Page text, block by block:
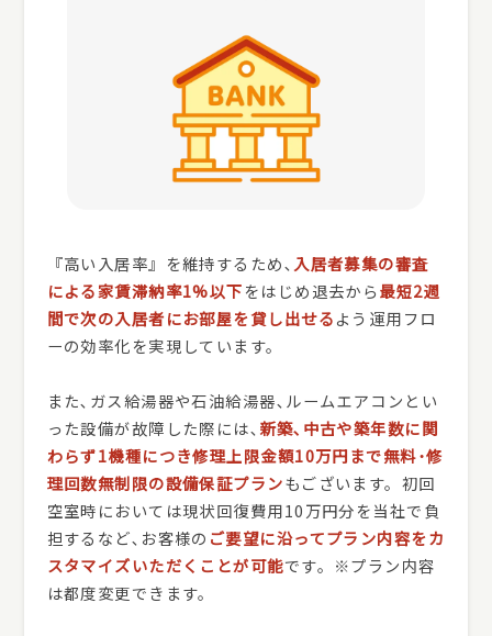
『高い入居率』を維持するため､ 入居者募集の審査
による家賃滞納率1%以下をはじめ退去から最短2週
間で次の入居者にお部屋を貸し出せるよう運用フロ
ーの効率化を実現しています。
また､ガス給湯器や石油給湯器､ルームエアコンとい
った設備が故障した際には､ 新築､中古や築年数に関
わらず1機種につき修理上限金額10万円まで無料･修
理回数無制限の設備保証プランもございます。初回
空室時においては現状回復費用10万円分を当社で負
担するなど､お客様の ご要望に沿ってプラン内容をカ
スタマイズいただくことが可能です。※プラン内容
は都度変更できます。